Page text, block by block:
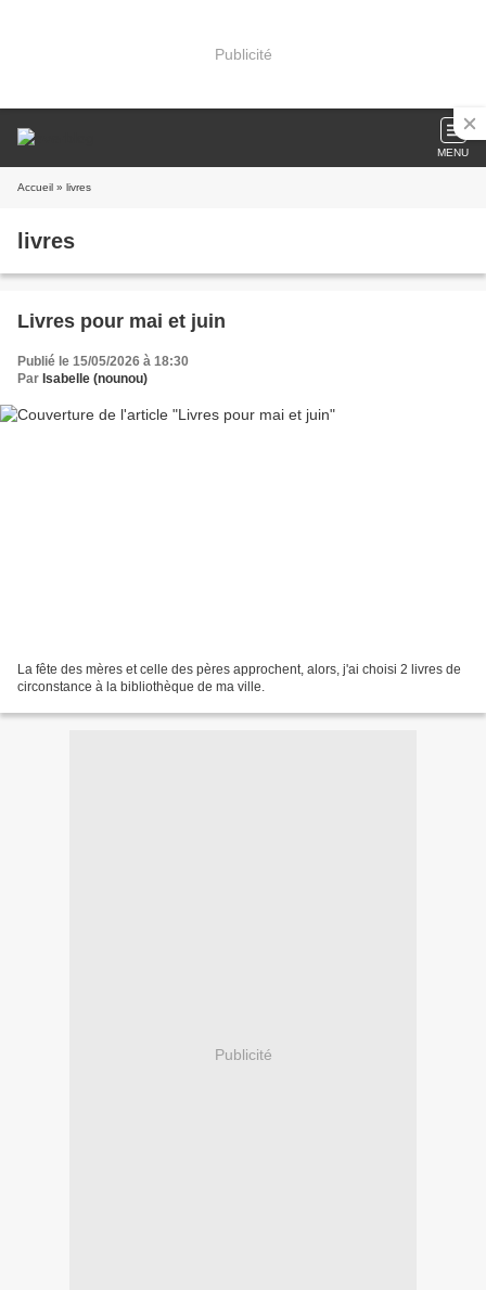
Publicité
MENU
Accueil » livres
livres
Livres pour mai et juin
Publié le 15/05/2026 à 18:30
Par Isabelle (nounou)
La fête des mères et celle des pères approchent, alors, j'ai choisi 2 livres de
circonstance à la bibliothèque de ma ville.
Publicité